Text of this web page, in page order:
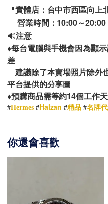
📍實體店：台中市西區向上
營業時間：10:00～20:00
🔊注意
♦️每台電腦與手機會因為顯
差
建議除了本賣場照片除外
平台提供的分享圖
♦️預購商品需等約14個工作
#Hermes #Halzan #精品 #名牌
你還會喜歡